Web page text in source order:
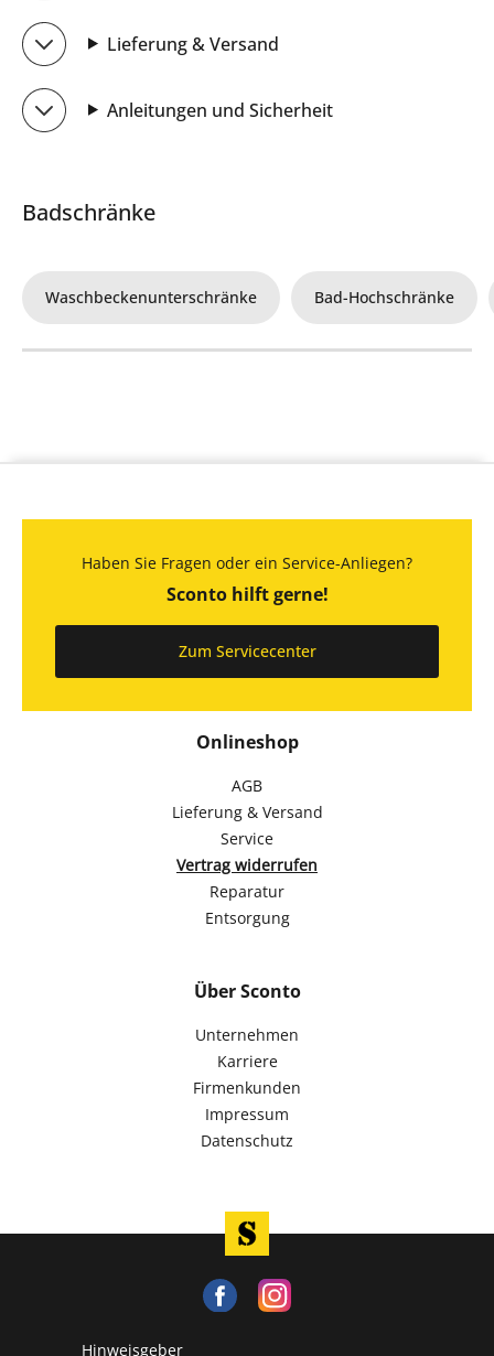
Lieferung & Versand
Anleitungen und Sicherheit
Badschränke
Waschbeckenunterschränke Bad-Hochschränke
Onlineshop
AGB
Lieferung & Versand
Service
Vertrag widerrufen
Reparatur
Entsorgung
Über Sconto
Unternehmen
Karriere
Firmenkunden
Impressum
Datenschutz
Haben Sie Fragen oder ein Service-Anliegen?
Sconto hilft gerne!
Zum Servicecenter
Hinweisgeber